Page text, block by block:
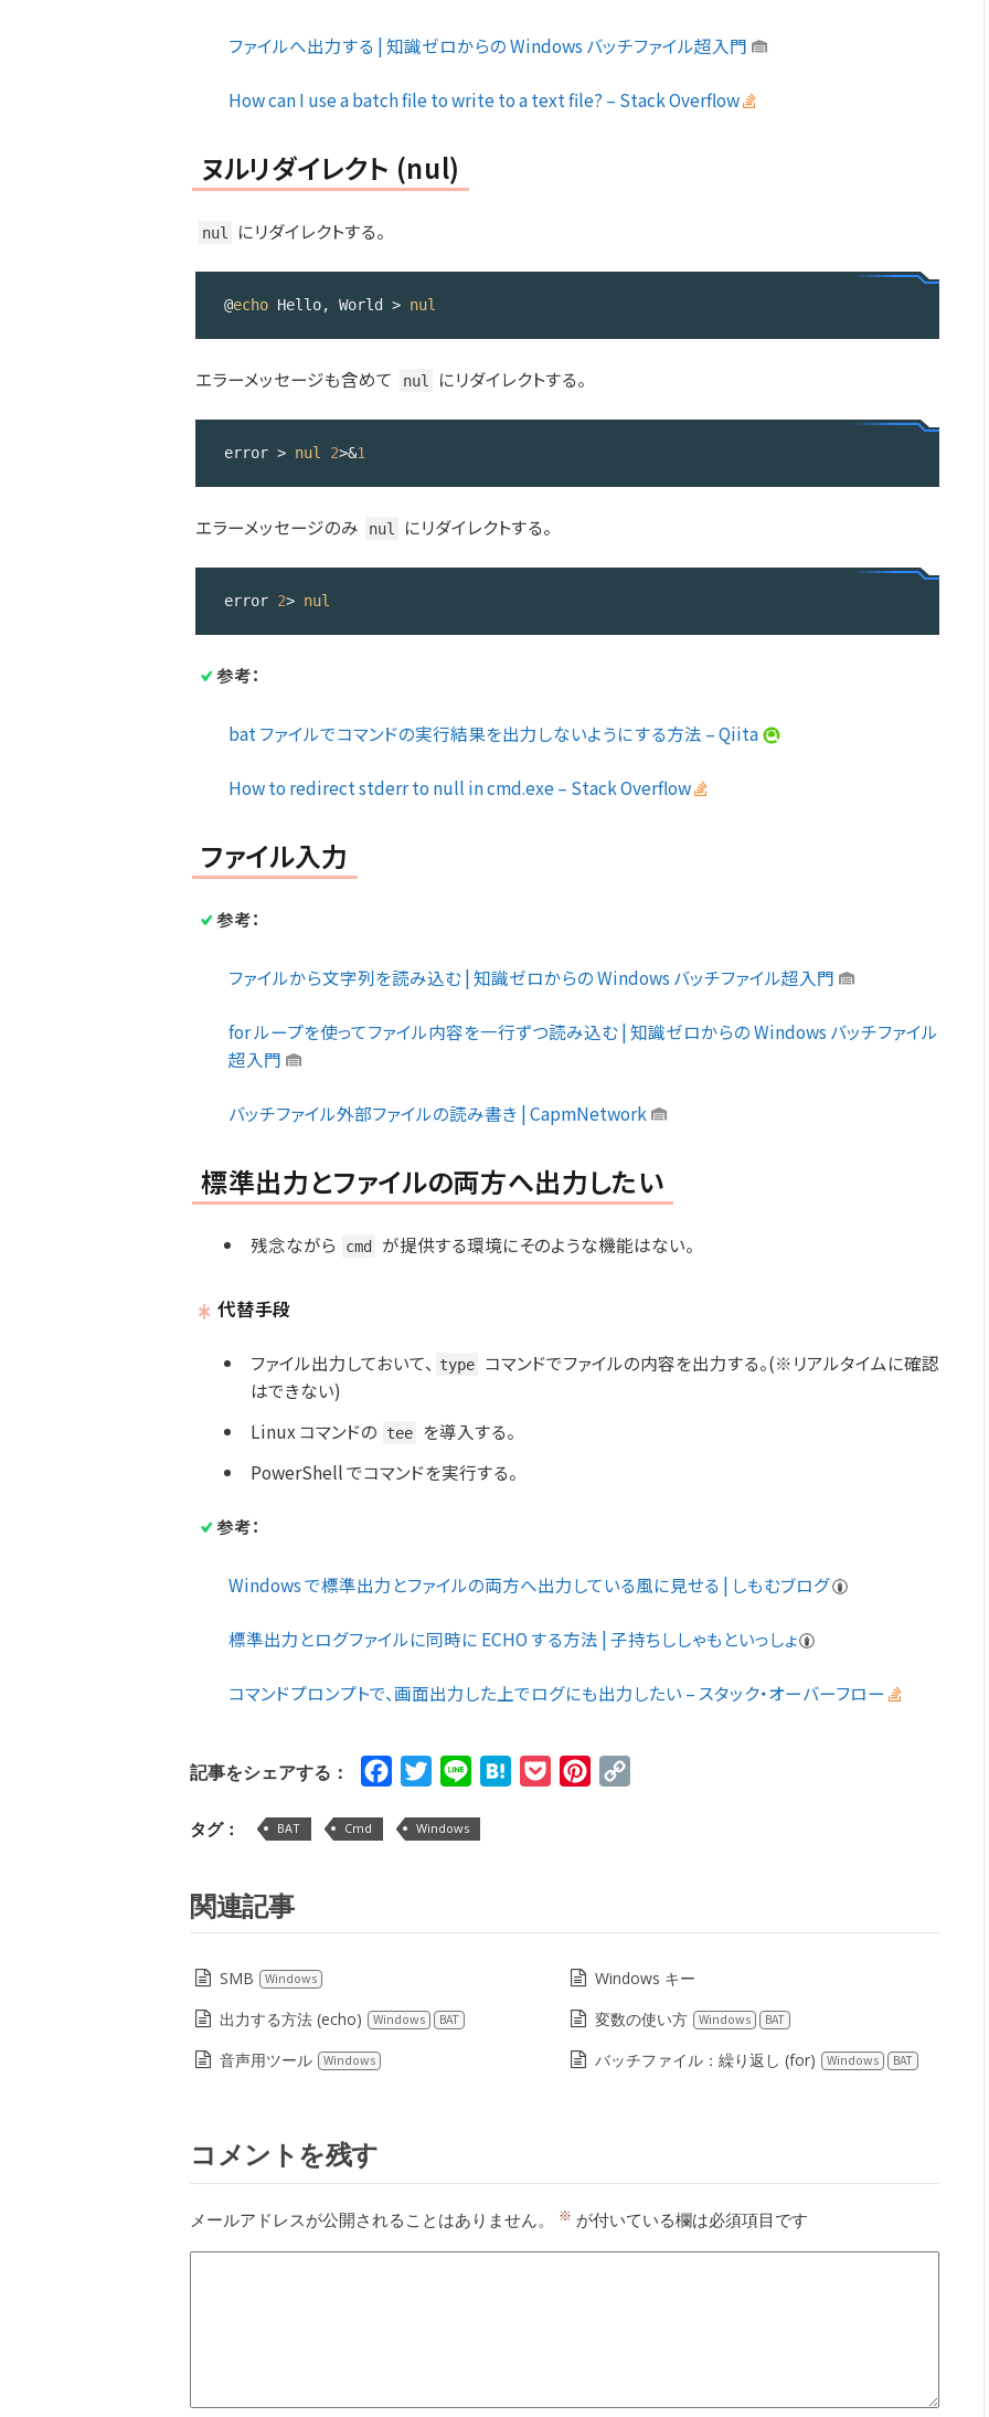
ファイルへ出力する | 知識ゼロからの Windows バッチファイル超入門
How can I use a batch file to write to a text file? – Stack Overflow
ヌルリダイレクト (nul)
nul にリダイレクトする。
@echo Hello, World > nul
DOS
エラーメッセージも含めて nul にリダイレクトする。
error > nul 2>&1
DOS
エラーメッセージのみ nul にリダイレクトする。
error 2> nul
DOS
参考：
bat ファイルでコマンドの実行結果を出力しないようにする方法 – Qiita
How to redirect stderr to null in cmd.exe – Stack Overflow
ファイル入力
参考：
ファイルから文字列を読み込む | 知識ゼロからの Windows バッチファイル超入門
for ループを使ってファイル内容を一行ずつ読み込む | 知識ゼロからの Windows バッチファイル
超入門
バッチファイル外部ファイルの読み書き | CapmNetwork
標準出力とファイルの両方へ出力したい
残念ながら cmd が提供する環境にそのような機能はない。
代替手段
ファイル出力しておいて、 type
コマンドでファイルの内容を出力する。(※リアルタイムに確認
はできない)
Linux コマンドの
tee
を導入する。
PowerShell でコマンドを実行する。
参考：
Windows で標準出力とファイルの両方へ出力している風に見せる | しもむブログ
標準出力とログファイルに同時に ECHO する方法 | 子持ちししゃもといっしょ
コマンドプロンプトで、画面出力した上でログにも出力したい – スタック・オーバーフロー
記事をシェアする： FacebookTwitterLine HatenaPocketPinterest
タグ： BAT Cmd Windows
関連記事
SMB Windows
Windows キー
出力する方法 (echo)
Windows BAT 変数の使い方 Windows BAT
音声用ツール Windows バッチファイル：繰り返し (for) Windows BAT
コメントを残す
メールアドレスが公開されることはありません。 ※ が付いている欄は必須項目です